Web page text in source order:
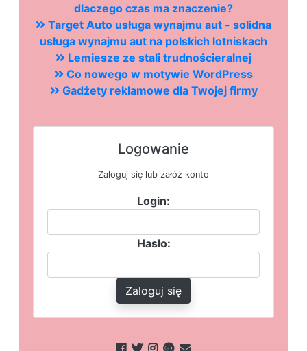
dlaczego czas ma znaczenie?
Target Auto usługa wynajmu aut - solidna
usługa wynajmu aut na polskich lotniskach
Lemiesze ze stali trudnościeralnej
Co nowego w motywie WordPress
Gadżety reklamowe dla Twojej firmy
Logowanie
Zaloguj się lub załóż konto
Login:
Hasło:
Zaloguj się